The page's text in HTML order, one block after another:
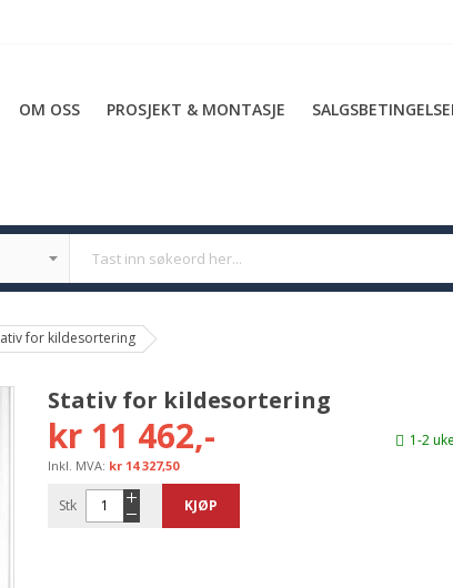
OM OSS PROSJEKT & MONTASJE
for kildesortering
Stativ for kildesortering
1-2
kr 11 462,-
kr 14 327,50
Stk KJØP